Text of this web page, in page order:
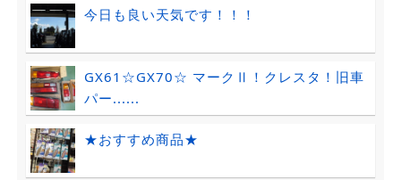
今日も良い天気です！！！
GX61☆GX70☆ マークⅡ！クレスタ！旧車
パー......
★おすすめ商品★